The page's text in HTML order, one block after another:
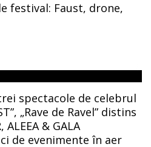
festival: Faust, drone,
spectacole de celebrul
„Rave de Ravel” distins
& GALA
de evenimente în aer